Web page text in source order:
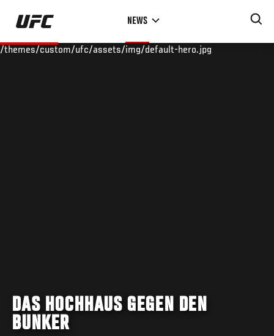
Skip
main
NEWS
/themes/custom/ufc/assets/img/default-hero.jpg
DAS HOCHHAUS GEGEN DEN
BUNKER